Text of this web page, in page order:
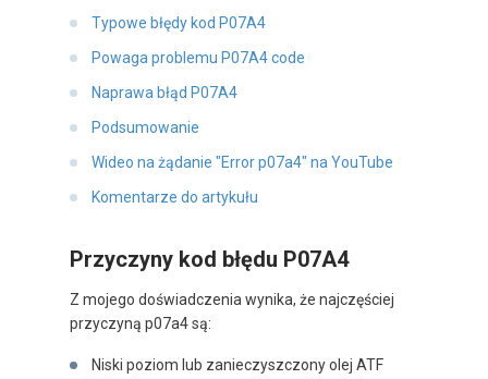
Typowe błędy kod P07A4
Powaga problemu P07A4 code
Naprawa błąd P07A4
Podsumowanie
Wideo na żądanie "Error p07a4" na YouTube
Komentarze do artykułu
Przyczyny kod błędu P07A4
Z mojego doświadczenia wynika, że najczęściej
przyczyną p07a4 są:
Niski poziom lub zanieczyszczony olej ATF